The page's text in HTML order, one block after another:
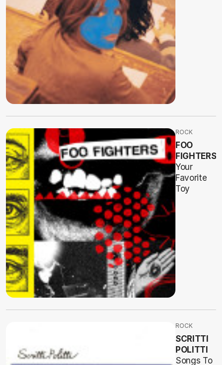
ROCK
FOO
FIGHTERS
Your
Favorite
Toy
ROCK
SCRITTI
POLITTI
Songs To